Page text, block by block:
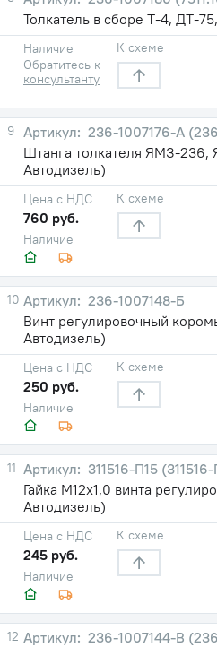
Толкатель в сборе Т-4, ДТ-
Наличие
Обратитесь к
консультанту
К схеме
9
236-1007176-А
Штанга толкателя ЯМЗ-
Автодизель)
Наличие
Цена с НДС
760 руб.
К схеме
10
236-1007148-Б
Винт регулировочный
Автодизель)
Наличие
Цена с НДС
250 руб.
К схеме
11
311516-П15
Гайка М12х1,0 винта
Автодизель)
Наличие
Цена с НДС
245 руб.
К схеме
12
236-1007144-В